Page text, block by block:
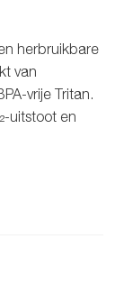
herbruikbare
van
vrije Tritan.
uitstoot en